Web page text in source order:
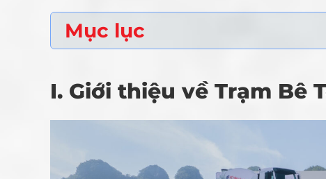
Mục lục
I. Giới thiệu về Trạm Bê